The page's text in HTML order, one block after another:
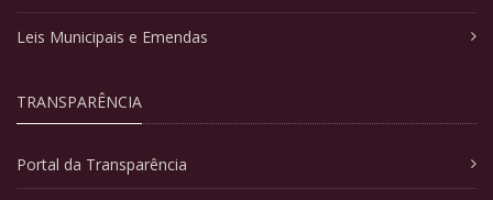
Leis Municipais e Emendas
TRANSPARÊNCIA
Portal da Transparência